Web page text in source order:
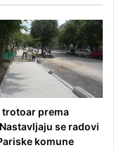
trotoar prema
se radovi
komune